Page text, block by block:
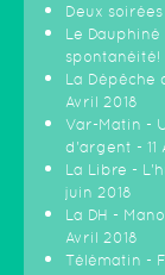
Deux
Le
spontanéité!
La Dépêche
Avril 2018
Var-Matin -
d'argent - 11
La Libre -
juin 2018
La DH -
Avril 2018
Télématin -